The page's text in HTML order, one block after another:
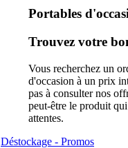
Portables
Trouvez votre
Vous recherchez un
d'occasion à un prix
pas à consulter nos
peut-être le produit
attentes.
Déstockage - Promos